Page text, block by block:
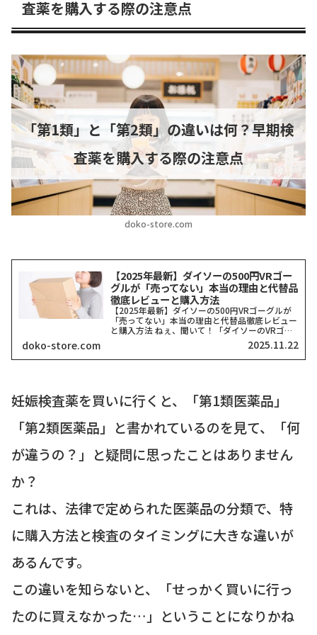
査薬を購入する際の注意点
doko-store.com
「第1類」と「第2類」の違いは何？早期検
査薬を購入する際の注意点
【2025年最新】ダイソーの500円VRゴー
グルが「売ってない」本当の理由と代替品
徹底レビューと購入方法
【2025年最新】ダイソーの500円VRゴーグルが
「売ってない」本当の理由と代替品徹底レビュー
と購入方法 ねぇ、聞いて！「ダイソーのVRゴー
グル、どこにも売ってない！」って検索したそこ
のアナタ、同じ気持ちでここに来てくれましたよ
ね？一時期、...
doko-store.com 2025.11.22
妊娠検査薬を買いに行くと、「第1類医薬品」
「第2類医薬品」と書かれているのを見て、「何
が違うの？」と疑問に思ったことはありません
か？
これは、法律で定められた医薬品の分類で、特
に購入方法と検査のタイミングに大きな違いが
あるんです。
この違いを知らないと、「せっかく買いに行っ
たのに買えなかった…」ということになりかね